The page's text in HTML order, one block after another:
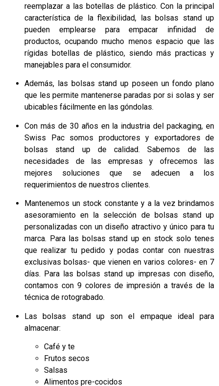
reemplazar a las botellas de plástico. Con la principal
característica de la flexibilidad, las bolsas stand up
pueden emplearse para empacar infinidad de
productos, ocupando mucho menos espacio que las
rígidas botellas de plástico, siendo más practicas y
manejables para el consumidor.
Además, las bolsas stand up poseen un fondo plano
que les permite mantenerse paradas por si solas y ser
ubicables fácilmente en las góndolas.
Con más de 30 años en la industria del packaging, en
Swiss Pac somos productores y exportadores de
bolsas stand up de calidad. Sabemos de las
necesidades de las empresas y ofrecemos las
mejores soluciones que se adecuen a los
requerimientos de nuestros clientes.
Mantenemos un stock constante y a la vez brindamos
asesoramiento en la selección de bolsas stand up
personalizadas con un diseño atractivo y único para tu
marca. Para las bolsas stand up en stock solo tenes
que realizar tu pedido y podas contar con nuestras
exclusivas bolsas- que vienen en varios colores- en 7
días. Para las bolsas stand up impresas con diseño,
contamos con 9 colores de impresión a través de la
técnica de rotograbado.
Las bolsas stand up son el empaque ideal para
almacenar:
Café y te
Frutos secos
Salsas
Alimentos pre-cocidos